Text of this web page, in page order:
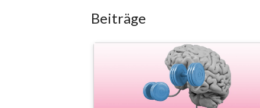
Beiträge